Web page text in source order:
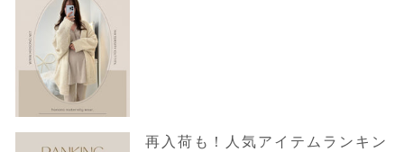
再入荷も！人気アイテムランキン